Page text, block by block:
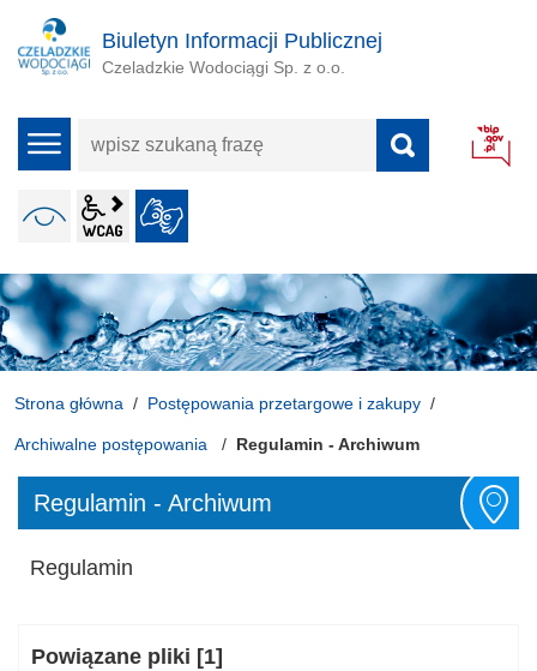
Biuletyn Informacji Publicznej
Czeladzkie Wodociągi Sp. z o.o.
menu
wpisz
frazę
WERSJA KONTRASTOWA
wcag2.1
Strona główna Postępowania przetargowe i zakupy
Archiwalne postępowania Regulamin - Archiwum
Regulamin - Archiwum
Regulamin
Kategoria:
Powiązane pliki [1]